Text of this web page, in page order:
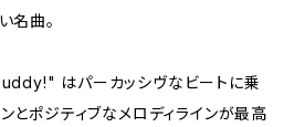
名曲。
はパーカッシヴなビートに乗
とポジティブなメロディラインが最高